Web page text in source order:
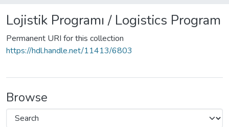
Lojistik Programı / Logistics Program
Permanent URI for this collection
https://hdl.handle.net/11413/6803
Browse